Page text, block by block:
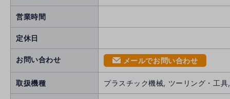
営業時間
定休日
お問い合わせ mail メールでお問い合わせ
取扱機種 プラスチック機械, ツーリング・工